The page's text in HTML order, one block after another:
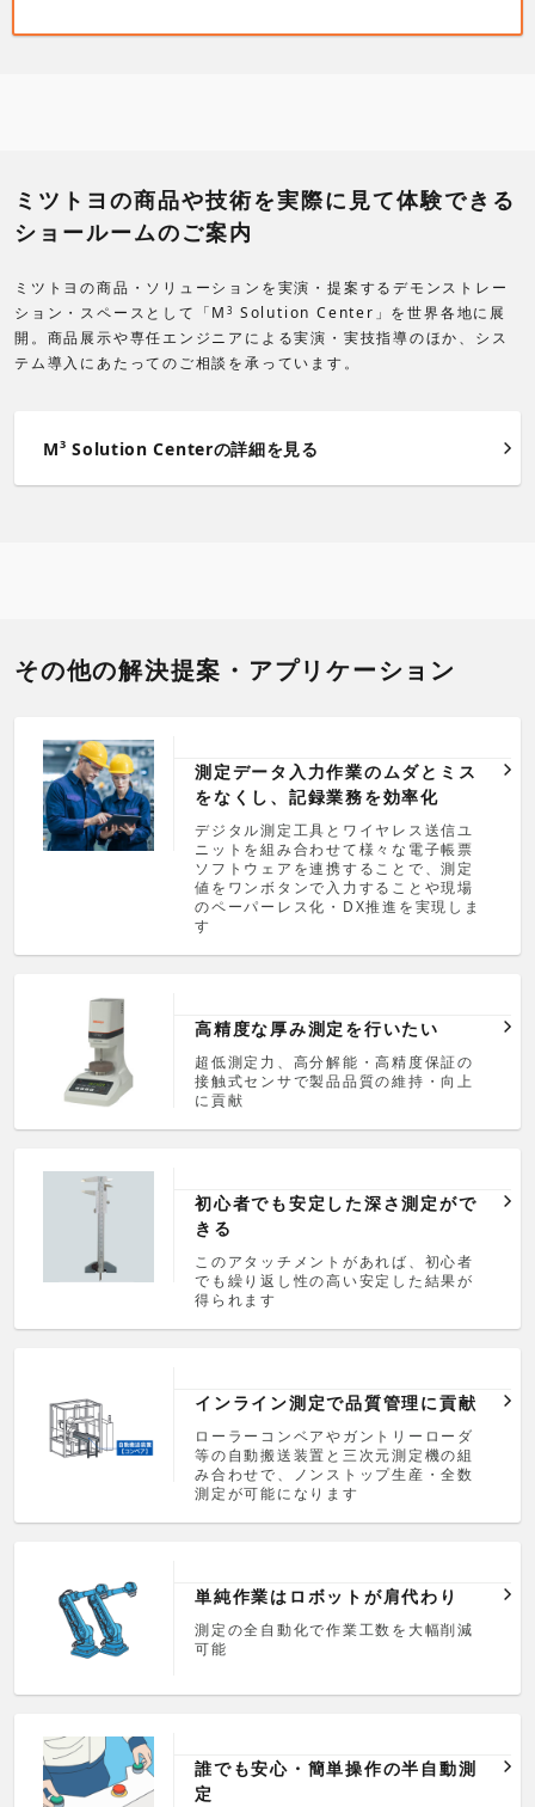
ミツトヨの商品や技術を実際に見て体験できる
ショールームのご案内
ミツトヨの商品・ソリューションを実演・提案するデモンストレー
ション・スペースとして「M3
Solution Center」を世界各地に展
開。商品展示や専任エンジニアによる実演・実技指導のほか、シス
テム導入にあたってのご相談を承っています。
M3 Solution Centerの詳細を見る
その他の解決提案・アプリケーション
測定データ入力作業のムダとミス
をなくし、記録業務を効率化
デジタル測定工具とワイヤレス送信ユ
ニットを組み合わせて様々な電子帳票
ソフトウェアを連携することで、測定
値をワンボタンで入力することや現場
のペーパーレス化・DX推進を実現しま
す
高精度な厚み測定を行いたい
超低測定力、高分解能・高精度保証の
接触式センサで製品品質の維持・向上
に貢献
初心者でも安定した深さ測定がで
きる
このアタッチメントがあれば、初心者
でも繰り返し性の高い安定した結果が
得られます
インライン測定で品質管理に貢献
ローラーコンベアやガントリーローダ
等の自動搬送装置と三次元測定機の組
み合わせで、ノンストップ生産・全数
測定が可能になります
単純作業はロボットが肩代わり
測定の全自動化で作業工数を大幅削減
可能
誰でも安心・簡単操作の半自動測
定